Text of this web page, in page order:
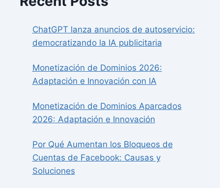
ChatGPT lanza anuncios de autoservicio:
democratizando la IA publicitaria
Monetización de Dominios 2026:
Adaptación e Innovación con IA
Monetización de Dominios Aparcados
2026: Adaptación e Innovación
Por Qué Aumentan los Bloqueos de
Cuentas de Facebook: Causas y
Soluciones